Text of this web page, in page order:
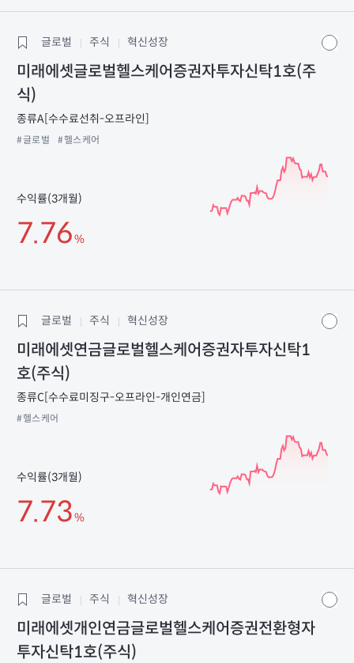
글로벌 주식 혁신성장
미래에셋글로벌헬스케어증권자투자신탁1호(주
식)
종류A[수수료선취-오프라인]
#글로벌 #헬스케어
수익률(3개월)
7.76%
글로벌 주식 혁신성장
미래에셋연금글로벌헬스케어증권자투자신탁1
호(주식)
종류C[수수료미징구-오프라인-개인연금]
#헬스케어
수익률(3개월)
7.73%
글로벌 주식 혁신성장
미래에셋개인연금글로벌헬스케어증권전환형자
투자신탁1호(주식)